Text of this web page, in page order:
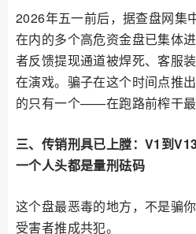
2026年五一前后，据查盘网集
在内的多个高危资金盘已集体
者反馈提现通道被焊死、客服
在演戏。骗子在这个时间点推
的只有一个——在跑路前榨干最
三、传销刑具已上膛：V1到
一个人头都是量刑砝码
这个盘最恶毒的地方，不是骗
受害者推成共犯。